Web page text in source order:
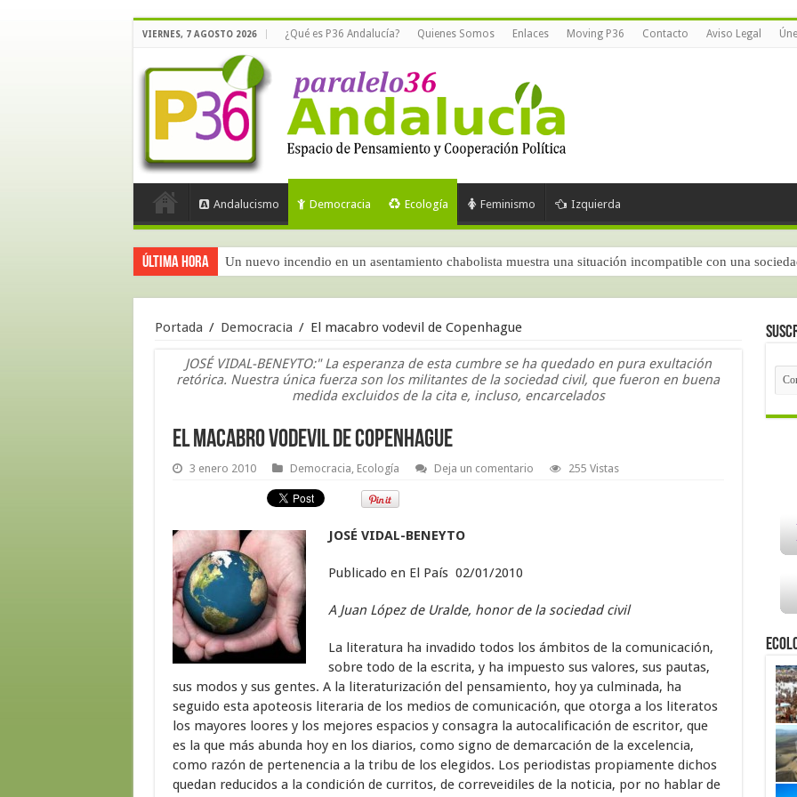
VIERNES, 7 AGOSTO 2026 ¿Qué es P36 Andalucía? Quienes Somos Enlaces Moving P36 Contacto Aviso Legal
Andalucismo Democracia Ecología Feminismo Izquierda
Última hora Un nuevo incendio en un asentamiento chabolista muestra una situación incompatible con una
Calidad democrática en España según el CIS (junio de 2026)
Portada / Democracia / El macabro vodevil de Copenhague
JOSÉ VIDAL-BENEYTO:" La esperanza de esta cumbre se ha quedado en pura exultación
retórica. Nuestra única fuerza son los militantes de la sociedad civil, que fueron en buena
medida excluidos de la cita e, incluso, encarcelados
El macabro vodevil de Copenhague
3 enero 2010 Democracia, Ecología Deja un comentario 255 Vistas
JOSÉ VIDAL-BENEYTO
Publicado en El País 02/01/2010
A Juan López de Uralde, honor de la sociedad civil
La literatura ha invadido todos los ámbitos de la comunicación,
sobre todo de la escrita, y ha impuesto sus valores, sus pautas,
sus modos y sus gentes. A la literaturización del pensamiento, hoy ya culminada, ha
seguido esta apoteosis literaria de los medios de comunicación, que otorga a los literatos
los mayores loores y los mejores espacios y consagra la autocalificación de escritor, que
es la que más abunda hoy en los diarios, como signo de demarcación de la excelencia,
como razón de pertenencia a la tribu de los elegidos. Los periodistas propiamente dichos
quedan reducidos a la condición de curritos, de correveidiles de la noticia, por no hablar de